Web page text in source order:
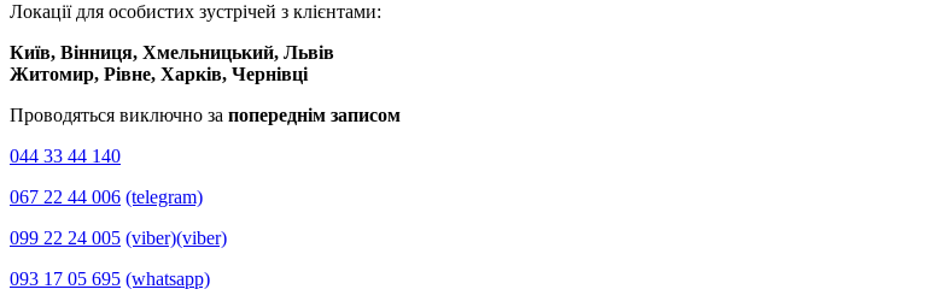
Локації для особистих зустрічей з клієнтами:
Київ, Вінниця, Хмельницький, Львів
Житомир, Рівне, Харків, Чернівці
Проводяться виключно за попереднім записом
044 33 44 140
067 22 44 006 (telegram)
099 22 24 005 (viber)(viber)
093 17 05 695 (whatsapp)